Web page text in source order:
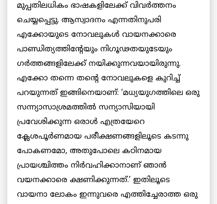
മുപ്പതിലധികം ഭാഷകളിലേക്ക് വിവര്‍ത്തനം
ചെയ്യപ്പെട്ടു. ആസ്വാദനം എന്നതിനുപരി
എക്കോയുടെ നോവലുകള്‍ വായനക്കാരെ
പാണ്ഡിത്യത്തിന്റേയും നിഗൂഢതയുടേയും
ഗര്‍ത്തങ്ങളിലേക്ക് നയിക്കുന്നവയായിരുന്നു.
എക്കോ തന്നെ തന്റെ നോവലുകളെ കുറിച്ച്
പറയുന്നത് ഇങ്ങിനെയാണ്: ‘മധ്യയുഗത്തിലെ ഒരു
സന്ന്യാസാശ്രമത്തില്‍ സന്യാസിയായി
പ്രവേശിക്കുന്ന ഒരാള്‍ എത്രയേറെ
ക്ലേശപൂര്‍ണമായ പരീക്ഷണങ്ങളിലൂടെ കടന്നു
പോകണമോ, അതുപോലെ കഠിനമായ
പ്രായശ്ചിത്തം നിര്‍വഹിക്കാനാണ് ഞാന്‍
വയനക്കാരെ ക്ഷണിക്കുന്നത്.’ ഇതിലൂടെ
വായനാ ലോകം ഇന്നുവരെ എത്തിച്ചേരാത്ത ഒരു